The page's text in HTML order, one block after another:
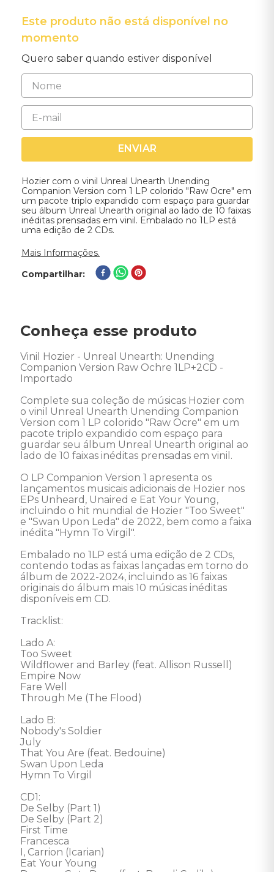
Este produto não está disponível no
momento
Quero saber quando estiver disponível
ENVIAR
Hozier com o vinil Unreal Unearth Unending
Companion Version com 1 LP colorido "Raw Ocre" em
um pacote triplo expandido com espaço para guardar
seu álbum Unreal Unearth original ao lado de 10 faixas
inéditas prensadas em vinil. Embalado no 1LP está
uma edição de 2 CDs.
Mais Informações.
Compartilhar
Conheça esse produto
Vinil Hozier - Unreal Unearth: Unending
Companion Version Raw Ochre 1LP+2CD -
Importado
Complete sua coleção de músicas Hozier com
o vinil Unreal Unearth Unending Companion
Version com 1 LP colorido "Raw Ocre" em um
pacote triplo expandido com espaço para
guardar seu álbum Unreal Unearth original ao
lado de 10 faixas inéditas prensadas em vinil.
O LP Companion Version 1 apresenta os
lançamentos musicais adicionais de Hozier nos
EPs Unheard, Unaired e Eat Your Young,
incluindo o hit mundial de Hozier "Too Sweet"
e "Swan Upon Leda" de 2022, bem como a faixa
inédita "Hymn To Virgil".
Embalado no 1LP está uma edição de 2 CDs,
contendo todas as faixas lançadas em torno do
álbum de 2022-2024, incluindo as 16 faixas
originais do álbum mais 10 músicas inéditas
disponíveis em CD.
Tracklist:
Lado A:
Too Sweet
Wildflower and Barley (feat. Allison Russell)
Empire Now
Fare Well
Through Me (The Flood)
Lado B:
Nobody's Soldier
July
That You Are (feat. Bedouine)
Swan Upon Leda
Hymn To Virgil
CD1:
De Selby (Part 1)
De Selby (Part 2)
First Time
Francesca
I, Carrion (Icarian)
Eat Your Young